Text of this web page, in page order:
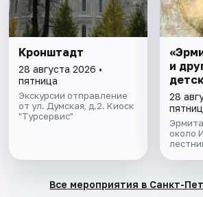
Кронштадт
28 августа 2026 •
пятница
Экскурсии отправление
от ул. Думская, д.2. Киоск
"Турсервис"
и
28
около
Все мероприятия в Санкт-